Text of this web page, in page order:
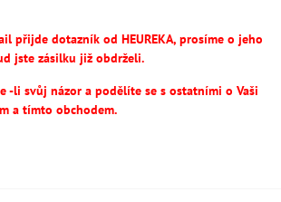
přijde dotazník od HEUREKA, prosíme o jeho
jste zásilku již obdrželi.
-li svůj názor a podělíte se s ostatními o Vaši
a tímto obchodem.